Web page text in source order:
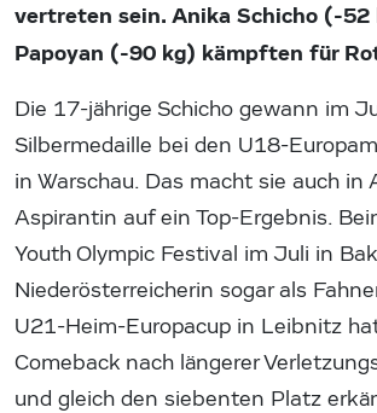
vertreten sein. Anika Schicho (-52
Papoyan (-90 kg) kämpften für
Die 17-jährige Schicho gewann im
Silbermedaille bei den U18-
in Warschau. Das macht sie auch in
Aspirantin auf ein Top-Ergebnis.
Youth Olympic Festival im Juli in
Niederösterreicherin sogar als
U21-Heim-Europacup in Leibnitz
Comeback nach längerer
und gleich den siebenten Platz